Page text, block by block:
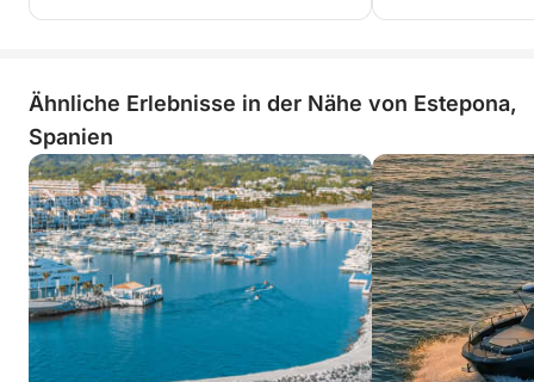
Ähnliche Erlebnisse in der Nähe von Estepona,
Spanien